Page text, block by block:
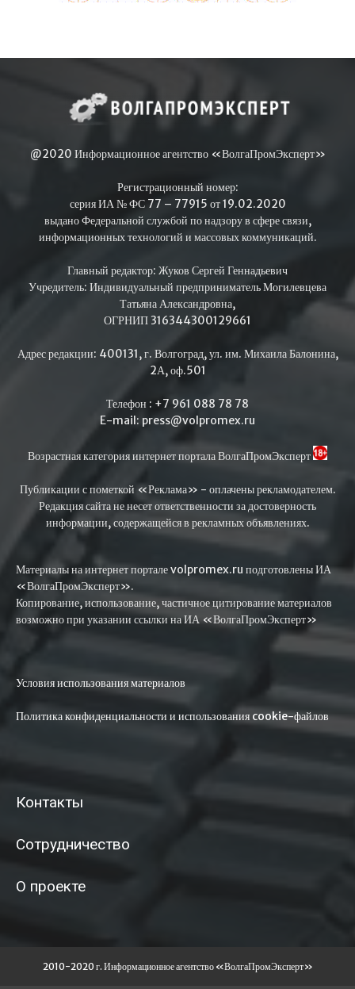
@2020 Информационное агентство «ВолгаПромЭксперт»
Регистрационный номер:
серия ИА № ФС 77 – 77915 от 19.02.2020
выдано Федеральной службой по надзору в сфере связи,
информационных технологий и массовых коммуникаций.
Главный редактор: Жуков Сергей Геннадьевич
Учредитель: Индивидуальный предприниматель Могилевцева
Татьяна Александровна,
ОГРНИП 316344300129661
Адрес редакции: 400131, г. Волгоград, ул. им. Михаила Балонина,
2А, оф.501
Телефон : +7 961 088 78 78
E-mail: press@volpromex.ru
Возрастная категория интернет портала ВолгаПромЭксперт
Публикации с пометкой «Реклама» - оплачены рекламодателем.
Редакция сайта не несет ответственности за достоверность
информации, содержащейся в рекламных объявлениях.
Материалы на интернет портале volpromex.ru подготовлены ИА
«ВолгаПромЭксперт».
Копирование, использование, частичное цитирование материалов
возможно при указании ссылки на ИА «ВолгаПромЭксперт»
Условия использования материалов
Политика конфиденциальности и использования cookie-файлов
Контакты
Сотрудничество
О проекте
2010-2020 г. Информационное агентство «ВолгаПромЭксперт»